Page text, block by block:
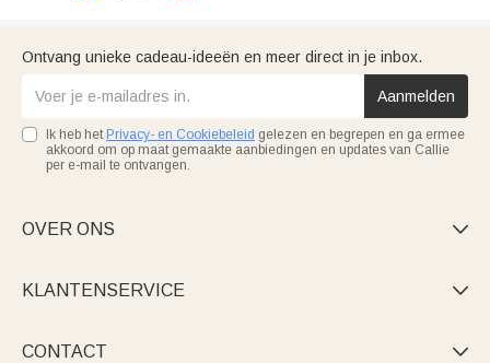
Ontvang unieke cadeau-ideeën en meer direct in je inbox.
Aanmelden
Ik heb het Privacy- en Cookiebeleid gelezen en begrepen en ga ermee
akkoord om op maat gemaakte aanbiedingen en updates van Callie
per e-mail te ontvangen.
OVER ONS 
KLANTENSERVICE 
CONTACT 